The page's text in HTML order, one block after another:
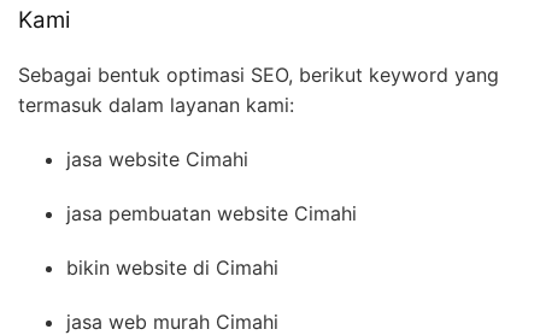
Kami
Sebagai bentuk optimasi SEO, berikut keyword yang
termasuk dalam layanan kami:
jasa website Cimahi
jasa pembuatan website Cimahi
bikin website di Cimahi
jasa web murah Cimahi